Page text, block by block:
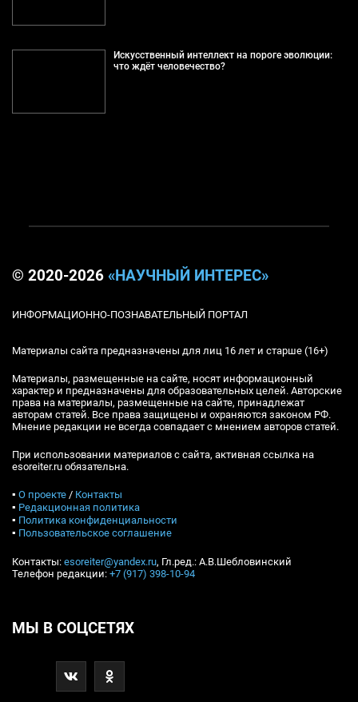
Искусственный интеллект на пороге эволюции:
что ждёт человечество?
© 2020-2026 «НАУЧНЫЙ ИНТЕРЕС»
ИНФОРМАЦИОННО-ПОЗНАВАТЕЛЬНЫЙ ПОРТАЛ
Материалы сайта предназначены для лиц 16 лет и старше (16+)
Материалы, размещенные на сайте, носят информационный
характер и предназначены для образовательных целей. Авторские
права на материалы, размещенные на сайте, принадлежат
авторам статей. Все права защищены и охраняются законом РФ.
Мнение редакции не всегда совпадает с мнением авторов статей.
При использовании материалов с сайта, активная ссылка на
esoreiter.ru обязательна.
▪ О проекте / Контакты
▪ Редакционная политика
▪ Политика конфиденциальности
▪ Пользовательское соглашение
Контакты: esoreiter@yandex.ru, Гл.ред.: А.В.Шебловинский
Телефон редакции: +7 (917) 398-10-94
МЫ В СОЦСЕТЯХ